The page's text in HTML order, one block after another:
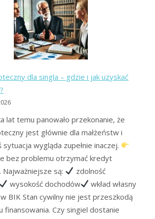
dla singla – gdzie i jak uzyskać
lat temu panowało przekonanie, że
jest głównie dla małżeństw i
sytuacja wygląda zupełnie inaczej.
bez problemu otrzymać kredyt
Najważniejsze są:
zdolność
wysokość dochodów
wkład własny
BIK Stan cywilny nie jest przeszkodą
finansowania. Czy singiel dostanie